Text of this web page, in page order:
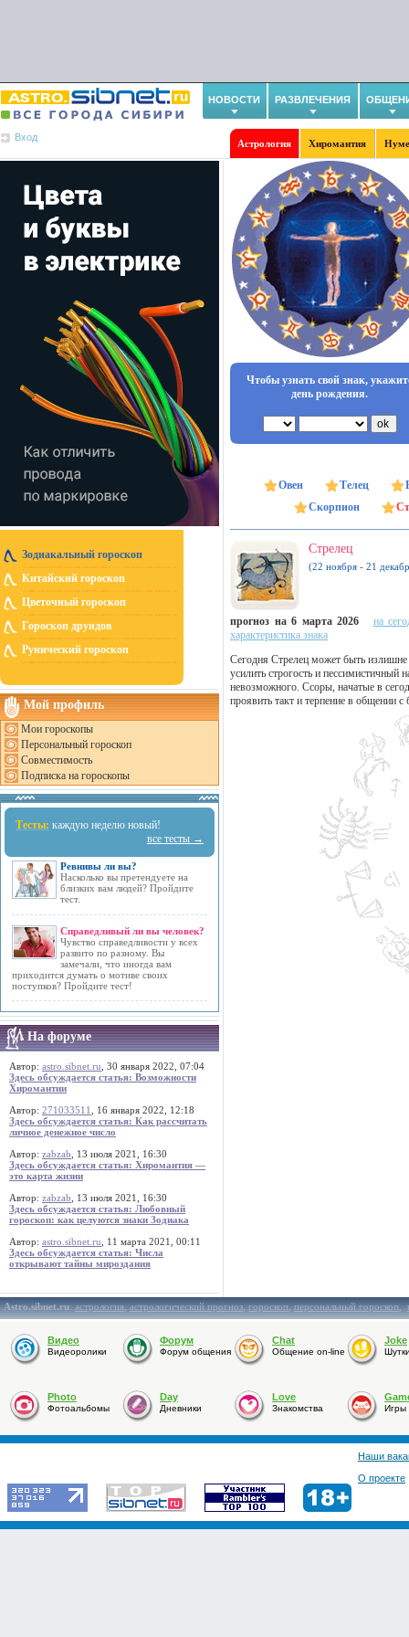
НОВОСТИ РАЗВЛЕЧЕНИЯ
Вход
Астрология Хиромантия
Зодиакальный гороскоп
Китайский гороскоп
Цветочный гороскоп
Гороскоп друидов
Рунический гороскоп
Мой профиль
Мои гороскопы
Персональный гороскоп
Совместимость
Подписка на гороскопы
Тесты: каждую неделю новый!
все тесты →
Ревнивы ли вы?
Насколько вы претендуете на
близких вам людей? Пройдите
тест.
Справедливый ли вы человек?
Чувство справедливости у всех
развито по разному. Вы
замечали, что иногда вам
приходится думать о мотиве своих
поступков? Пройдите тест!
На форуме
Автор: astro.sibnet.ru , 30 января 2022, 07:04
Здесь обсуждается статья: Возможности
Хиромантии
Автор: 271033511
, 16 января 2022, 12:18
Здесь обсуждается статья: Как рассчитать
личное денежное число
Автор: zabzab , 13 июля 2021, 16:30
Здесь обсуждается статья: Хиромантия —
это карта жизни
Автор: zabzab , 13 июля 2021, 16:30
Здесь обсуждается статья: Любовный
гороскоп: как целуются знаки Зодиака
Автор: astro.sibnet.ru , 11 марта 2021, 00:11
Здесь обсуждается статья: Числа
открывают тайны мироздания
Чтобы узнать свой знак,
день рождения.
Овен Телец
Скорпион
Стрелец
(22 ноября - 21
прогноз на 6 марта 2026
на
характеристика знака
Сегодня Стрелец может быть
усилить строгость и пессимистичный
невозможного. Ссоры, начатые в
проявить такт и терпение в общении с
Astro.sibnet.ru:астрология,астрологический прогноз,гороскоп,персональный гороскоп,
Видео
Видеоролики
Форум
Форум общения
Chat
Общение on-line
Joke
Photo
Фотоальбомы
Day
Дневники
Love
Знакомства Игры
Наши
О проекте